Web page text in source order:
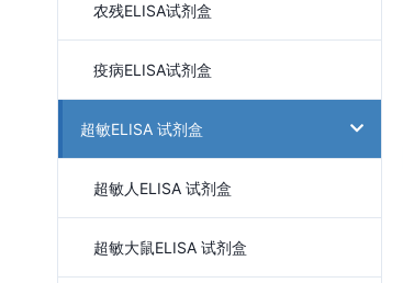
农残ELISA试剂盒
疫病ELISA试剂盒
超敏ELISA 试剂盒
超敏人ELISA 试剂盒
超敏大鼠ELISA 试剂盒